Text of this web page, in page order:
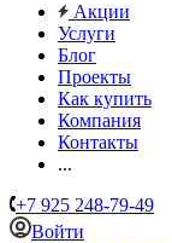
Акции
Услуги
Блог
Проекты
Как купить
Компания
Контакты
...
+7 925 248-79-49
Войти